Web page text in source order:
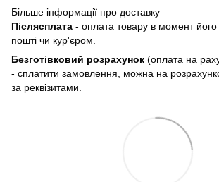
Більше інформації про доставку
Післясплата - оплата товару в момент
пошті чи кур'єром.
Безготівковий розрахунок (оплата на
- сплатити замовлення, можна на
за реквізитами.